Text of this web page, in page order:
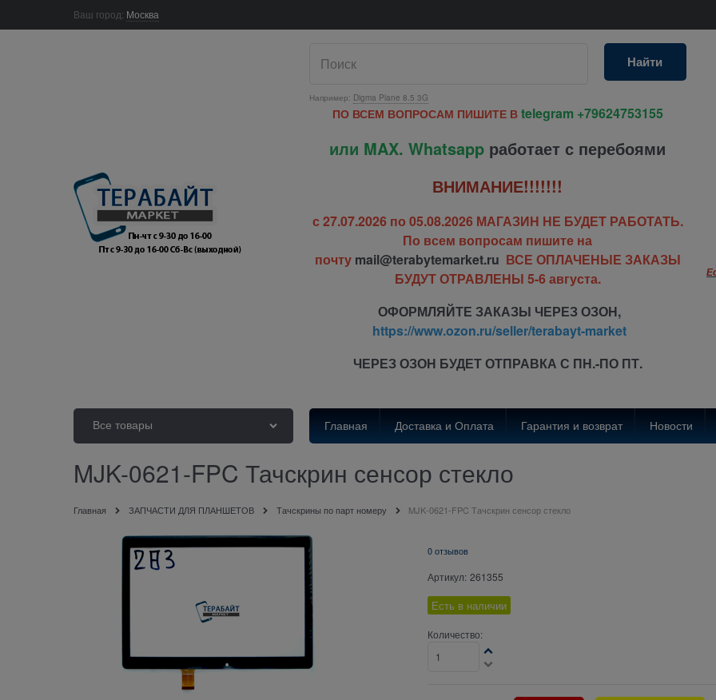
Ваш город: Москва
Например: Digma Plane 8.5 3G
Найти
ПО ВСЕМ ВОПРОСАМ ПИШИТЕ В telegram +79624753155
или MAX. Whatsapp работает с перебоями
ВНИМАНИЕ!!!!!!!
с 27.07.2026 по 05.08.2026 МАГАЗИН НЕ БУДЕТ РАБОТАТЬ.
По всем вопросам пишите на
почту mail@terabytemarket.ru ВСЕ ОПЛАЧЕНЫЕ ЗАКАЗЫ
БУДУТ ОТРАВЛЕНЫ 5-6 августа.
ОФОРМЛЯЙТЕ ЗАКАЗЫ ЧЕРЕЗ ОЗОН,
https://www.ozon.ru/seller/terabayt-market
ЧЕРЕЗ ОЗОН БУДЕТОТПРАВКА С ПН.-ПО ПТ.
Все товары Главная Доставка и Оплата Гарантия и возврат Новости
MJK-0621-FPC Тачскрин сенсор стекло
Главная ЗАПЧАСТИ ДЛЯ ПЛАНШЕТОВ Тачскрины по парт номеру MJK-0621-FPC Тачскрин сенсор стекло
0 отзывов
Артикул: 261355
Есть в наличии
Количество: